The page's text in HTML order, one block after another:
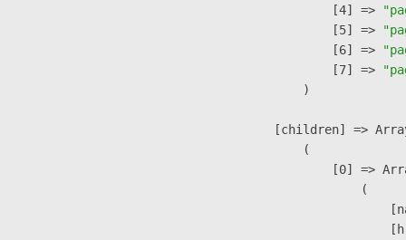
                    [4] =>
                    [5] =>
                    [6] =>
                    [7] =>
                )
[children] =>
                (
[0] =>
                        (